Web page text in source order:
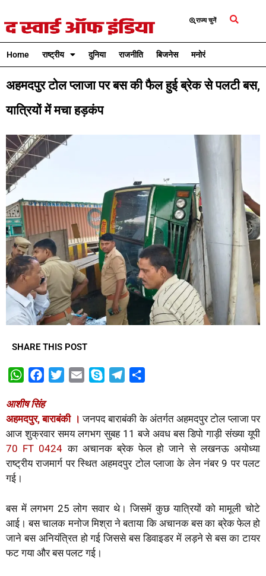
राज्य चुनें
Home राष्ट्रीय दुनिया राजनीति बिजनेस मनोरंजन
अहमदपुर टोल प्लाजा पर बस की फैल हुई ब्रेक से पलटी बस,
यात्रियों में मचा हड़कंप
SHARE THIS POST
W
a
t
s
A
p
c
e
b
o
o
t
t
e
r
i
l
p
e
e
g
r
a
r
e
आशीष सिंह
अहमदपुर, बाराबंकी । जनपद बाराबंकी के अंतर्गत अहमदपुर टोल प्लाजा पर
आज शुक्रवार समय लगभग सुबह 11 बजे अवध बस डिपो गाड़ी संख्या यूपी
70 FT 0424 का अचानक ब्रेक फेल हो जाने से लखनऊ अयोध्या
राष्ट्रीय राजमार्ग पर स्थित अहमदपुर टोल प्लाजा के लेन नंबर 9 पर पलट
गई।
बस में लगभग 25 लोग सवार थे। जिसमें कुछ यात्रियों को मामूली चोटे
आई। बस चालक मनोज मिश्रा ने बताया कि अचानक बस का ब्रेक फेल हो
जाने बस अनियंत्रित हो गई जिससे बस डिवाइडर में लड़ने से बस का टायर
फट गया और बस पलट गई।